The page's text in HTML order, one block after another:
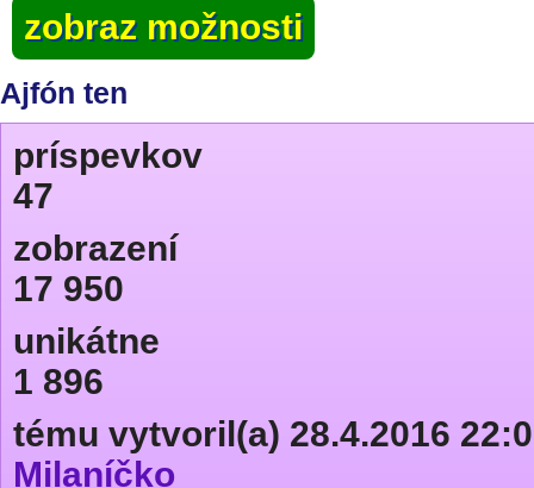
zobraz možnosti
Ajfón ten
príspevkov
47
zobrazení
17 950
unikátne
1 896
tému vytvoril(a) 28.4.2016
Milaníčko